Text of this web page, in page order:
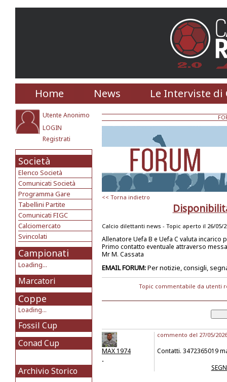
Home News Le Interviste di
Utente Anonimo
LOGIN
Registrati
Società
Elenco Società
Comunicati Società
Programma Gare
Tabellini Partite
Comunicati FIGC
Calciomercato
Svincolati
Campionati
Loading...
Marcatori
Coppe
Loading...
Fossil Cup
Conad Cup
Archivio Storico
<< Torna indietro
Calcio dilettanti news - Topic aperto il 26/05/
Allenatore Uefa B e Uefa C valuta incarico
Primo contatto eventuale attraverso
Mr M. Cassata
EMAIL FORUM:Per notizie, consigli,
Topic commentabile da utenti
MAX 1974
commento del 27/05/
Contatti. 3472365019
.